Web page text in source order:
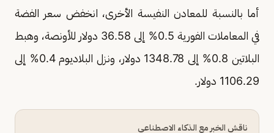
أما بالنسبة للمعادن النفيسة الأخرى، انخفض سعر الفضة
في المعاملات الفورية 0.5% إلى 36.58 دولار للأونصة، وهبط
البلاتين 0.8% إلى 1348.78 دولار، ونزل البلاديوم 0.4% إلى
1106.29 دولار.
ناقش الخبر مع الذكاء الاصطناعي